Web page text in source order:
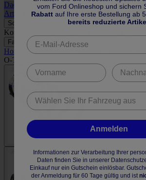
Dachboxen
Artikel ansehen
Schließen
Kompatibilitätsprüfung:
Fahrzeug auswählen Fahrzeug auswählen
Home • Spiralfedern
Mondeo
O-T Limousine 14-17
vom Ford Onlineshop und sichern
Rabatt auf Ihre erste Bestellung ab
bereits reduzierte
Anmelden
Informationen zur Verarbeitung Ihrer
Daten finden Sie in unserer
Einkauf nur ein Gutschein einlösbar.
der Anmeldung für 60 Tage gültig und ist